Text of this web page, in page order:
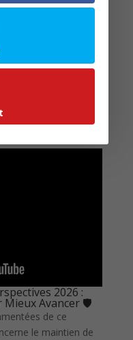
prévues pour 2026.
d’une volatilité
approfondie des
optimiser sa
des experts est
transparence
recherchent des
2026 :
Mieux Avancer 🛡️
de ce
le maintien de